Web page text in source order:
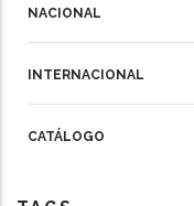
NACIONAL
INTERNACIONAL
CATÁLOGO